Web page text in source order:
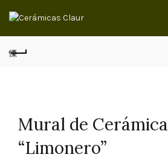
Mural de Cerámica
“Limonero”